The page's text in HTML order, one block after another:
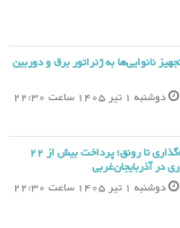
نانوایی‌ها به ژنراتور برق و دوربین
دوشنبه 1 تیر 1405 ساعت 22:30
گشایش: روایت سرمایه‌گذاری تا رونق؛ پرداخت بیش از 22
در آذربایجان‌غربی
دوشنبه 1 تیر 1405 ساعت 22:30